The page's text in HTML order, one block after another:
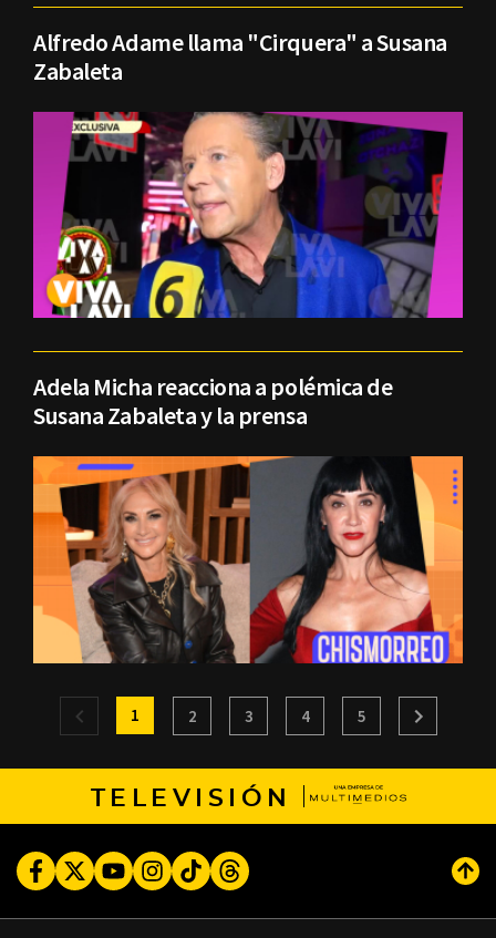
Alfredo Adame llama "Cirquera" a Susana
Zabaleta
Adela Micha reacciona a polémica de
Susana Zabaleta y la prensa
1 2 3 4 5
TELEVISIÓN
FacebookTwitterYoutubeInstagram
TikTokThreads